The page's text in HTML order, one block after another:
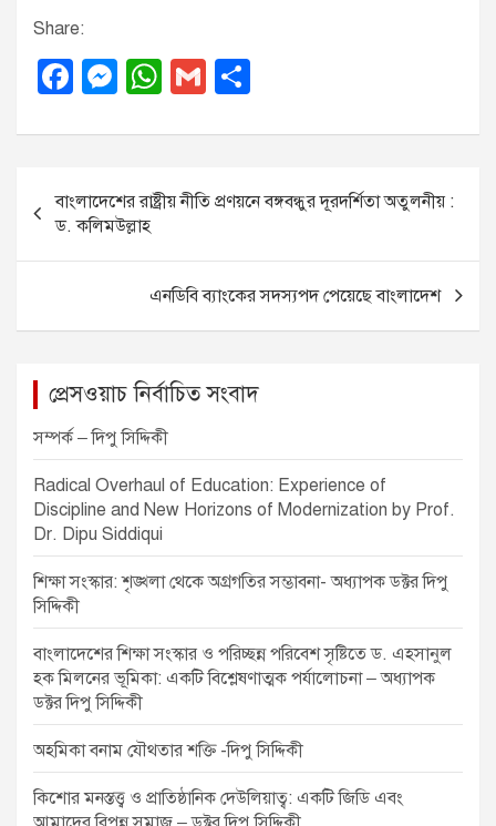
Share:
F
c
e
b
o
k
M
ss
e
n
g
W
at
s
A
p
p
G
ail ar
s
n
বাংলাদেশের রাষ্ট্রীয় নীতি প্রণয়নে বঙ্গবন্ধুর দূরদর্শিতা অতুলনীয় :
ড. কলিমউল্লাহ
এনডিবি ব্যাংকের সদস্যপদ পেয়েছে বাংলাদেশ
প্রেসওয়াচ নির্বাচিত সংবাদ
সম্পর্ক – দিপু সিদ্দিকী
Radical Overhaul of Education: Experience of
Discipline and New Horizons of Modernization by Prof.
Dr. Dipu Siddiqui
শিক্ষা সংস্কার: শৃঙ্খলা থেকে অগ্রগতির সম্ভাবনা- অধ্যাপক ডক্টর দিপু
সিদ্দিকী
বাংলাদেশের শিক্ষা সংস্কার ও পরিচ্ছন্ন পরিবেশ সৃষ্টিতে ড. এহসানুল
হক মিলনের ভূমিকা: একটি বিশ্লেষণাত্মক পর্যালোচনা – অধ্যাপক
ডক্টর দিপু সিদ্দিকী
অহমিকা বনাম যৌথতার শক্তি -দিপু সিদ্দিকী
কিশোর মনস্তত্ত্ব ও প্রাতিষ্ঠানিক দেউলিয়াত্ব: একটি জিডি এবং